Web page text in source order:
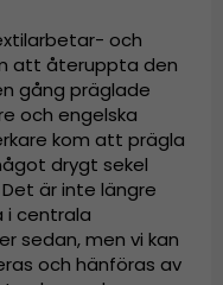
och
att återuppta den
gång präglade
och engelska
kom att prägla
drygt sekel
är inte längre
centrala
sedan, men vi kan
och hänföras av